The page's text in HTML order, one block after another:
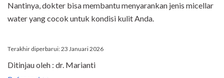
Nantinya, dokter bisa membantu menyarankan jenis micellar
water yang cocok untuk kondisi kulit Anda.
Terakhir diperbarui: 23 Januari 2026